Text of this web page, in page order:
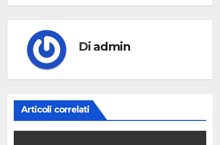
Di admin
Articoli correlati